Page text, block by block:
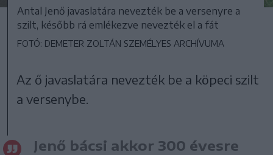
Antal Jenő javaslatára nevezték be a versenyre a
szilt, később rá emlékezve nevezték el a fát
FOTÓ: DEMETER ZOLTÁN SZEMÉLYES ARCHÍVUMA
Az ő javaslatára nevezték be a köpeci szilt
a versenybe.
Jenő bácsi akkor 300 évesre